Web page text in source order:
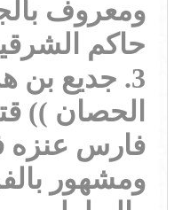
ومعروف
حاكم
3. جديع بن
فارس عنزه
ومشهور